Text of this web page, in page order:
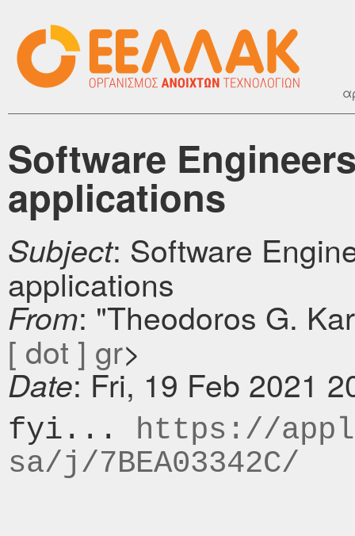
Software
applications
Subject: Software
applications
From: "Theodoros G.
[ dot ] gr>
Date: Fri, 19 Feb 2021
fyi... https://
sa/j/7BEA03342C/